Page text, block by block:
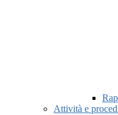
Attività e